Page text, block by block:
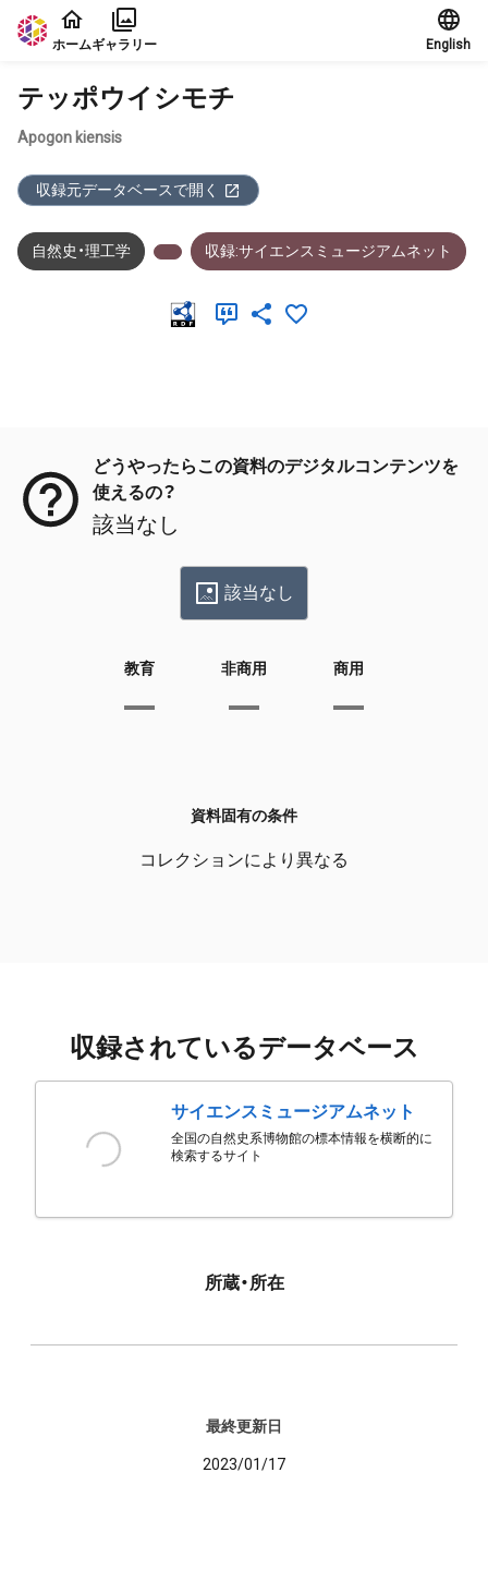
本文に飛ぶ
ホームギャラリー English
テッポウイシモチ
Apogon kiensis
収録元データベースで開く
自然史・理工学 収録:サイエンスミュージアムネット
どうやったらこの資料のデジタルコンテンツを
使えるの？
該当なし
該当なし
教育 非商用 商用
資料固有の条件
コレクションにより異なる
収録されているデータベース
サイエンスミュージアムネット
全国の自然史系博物館の標本情報を横断的に
検索するサイト
所蔵・所在
最終更新日
2023/01/17